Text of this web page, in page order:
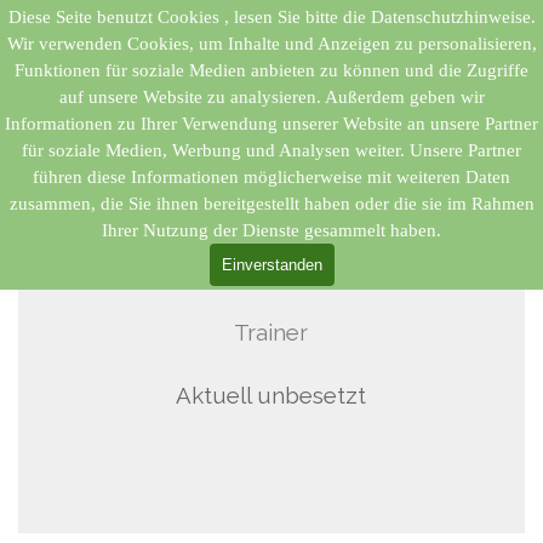
Diese Seite benutzt Cookies , lesen Sie bitte die Datenschutzhinweise.
Wir verwenden Cookies, um Inhalte und Anzeigen zu personalisieren,
Funktionen für soziale Medien anbieten zu können und die Zugriffe
auf unsere Website zu analysieren. Außerdem geben wir
Informationen zu Ihrer Verwendung unserer Website an unsere Partner
für soziale Medien, Werbung und Analysen weiter. Unsere Partner
führen diese Informationen möglicherweise mit weiteren Daten
zusammen, die Sie ihnen bereitgestellt haben oder die sie im Rahmen
Ihrer Nutzung der Dienste gesammelt haben.
Einverstanden
Direkt zum Seiteninhalt
Bargfelder SV e.V. 1967Menü überspringen
D- Mädchen
Sportangebot > Fussball
Trainer
Aktuell unbesetzt